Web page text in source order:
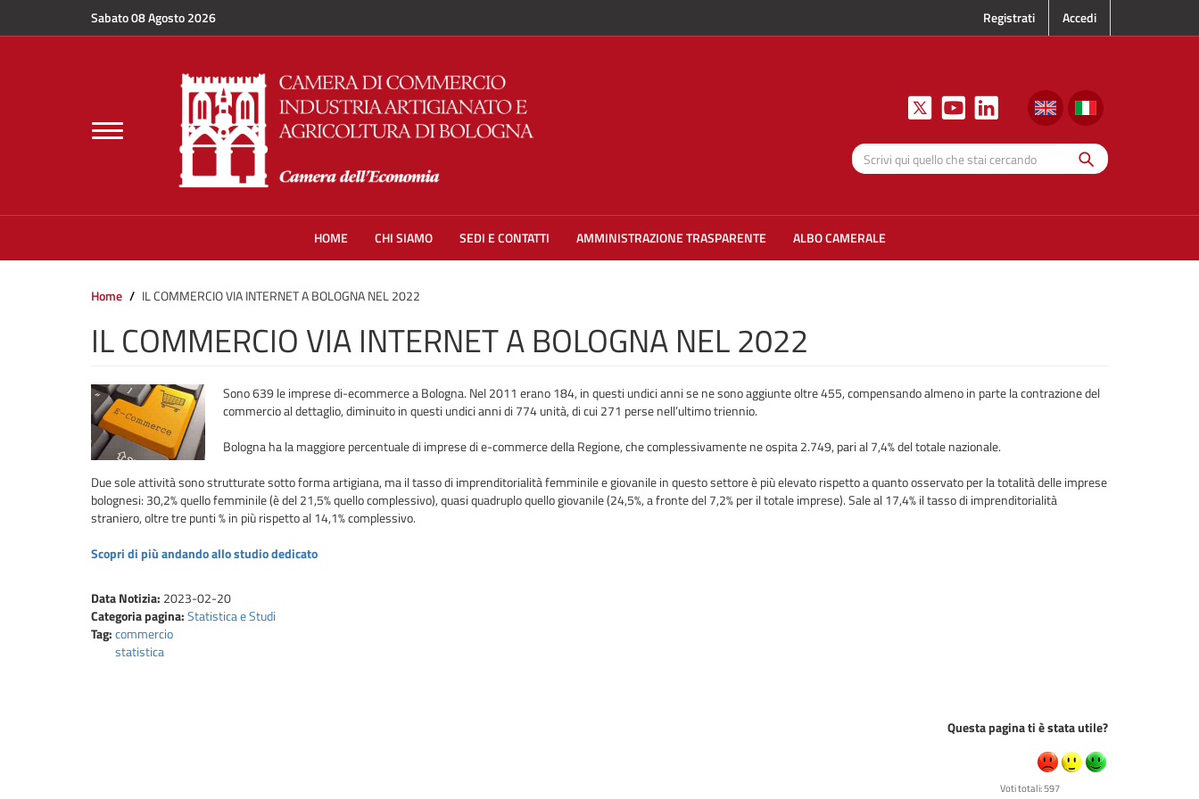
Sabato 08 Agosto 2026 Registrati Accedi
Toggle
navigation
stai
Cerca
HOME CHI SIAMO SEDI E CONTATTI AMMINISTRAZIONE TRASPARENTE ALBO CAMERALE
Home IL COMMERCIO VIA INTERNET A BOLOGNA NEL 2022
IL COMMERCIO VIA INTERNET A BOLOGNA NEL 2022
Sono 639 le imprese di-ecommerce a Bologna. Nel 2011 erano 184, in questi undici anni se ne sono aggiunte oltre 455, compensando almeno in parte la contrazione del
commercio al dettaglio, diminuito in questi undici anni di 774 unità, di cui 271 perse nell’ultimo triennio.
Bologna ha la maggiore percentuale di imprese di e-commerce della Regione, che complessivamente ne ospita 2.749, pari al 7,4% del totale nazionale.
Due sole attività sono strutturate sotto forma artigiana, ma il tasso di imprenditorialità femminile e giovanile in questo settore è più elevato rispetto a quanto osservato per la totalità delle imprese
bolognesi: 30,2% quello femminile (è del 21,5% quello complessivo), quasi quadruplo quello giovanile (24,5%, a fronte del 7,2% per il totale imprese). Sale al 17,4% il tasso di imprenditorialità
straniero, oltre tre punti % in più rispetto al 14,1% complessivo.
Scopri di più andando allo studio dedicato
Data Notizia: 2023-02-20
Categoria pagina:Statistica e Studi
Tag:commercio
statistica
Questa pagina ti è stata utile?
Voti totali: 597